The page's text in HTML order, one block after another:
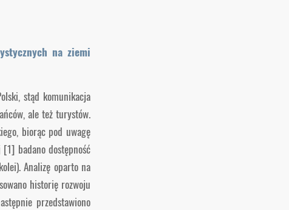
na ziemi
stąd komunikacja
ale też turystów.
biorąc pod uwagę
badano dostępność
Analizę oparto na
historię rozwoju
przedstawiono